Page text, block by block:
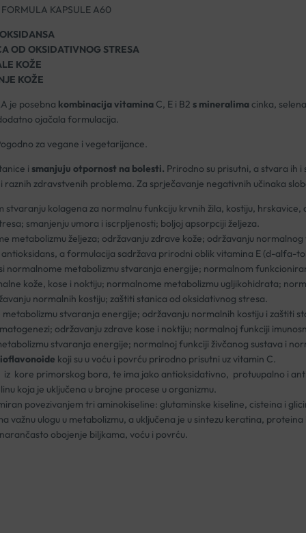
KAPSULE A60
OD OKSIDATIVNOG STRESA
KOŽE
KOŽE
je posebna kombinacija vitamina C, E i B2 s mineralimacinka,
ojačala formulacija.
za vegane i vegetarijance.
i smanjuju otpornost na bolesti. Prirodno su prisutni, a stvara ih
raznih zdravstvenih problema. Za sprječavanje negativnih učinaka
kolagena za normalnu funkciju krvnih žila, kostiju,
smanjenju umora i iscrpljenosti; boljoj apsorpciji željeza.
metabolizmu željeza; održavanju zdrave kože; održavanju
a formulacija sadržava prirodni oblik vitamina E (d-alfa-
normalnome metabolizmu stvaranja energije; normalnom
kože, kose i noktiju; normalnome metabolizmu ugljikohidrata;
normalnih kostiju; zaštiti stanica od oksidativnog stresa.
stvaranja energije; održavanju normalnih kostiju i zaštiti
održavanju zdrave kose i noktiju; normalnoj funkciji
stvaranja energije; normalnoj funkciji živčanog sustava i
koji su u voću i povrću prirodno prisutni uz vitamin C.
kore primorskog bora, te ima jako antioksidativno, protuupalno i
koja je uključena u brojne procese u organizmu.
povezivanjem tri aminokiseline: glutaminske kiseline, cisteina i
važnu ulogu u metabolizmu, a uključena je u sintezu keratina, proteina
obojenje biljkama, voću i povrću.